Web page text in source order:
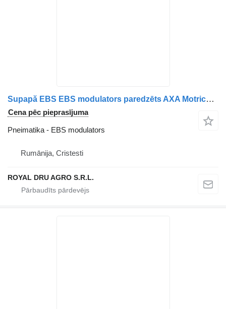
Supapă EBS EBS modulators paredzēts AXA Motrică Scania – Coduri Piese: 1891378, 1881418, 1857013, 1773677, 1773680, 1802596, 1879280, 1442936, 1879281, 1497202, 1754940, 1754941 kravas automašīnas
Cena pēc pieprasījuma
Pneimatika - EBS modulators
Rumānija, Cristesti
ROYAL DRU AGRO S.R.L.